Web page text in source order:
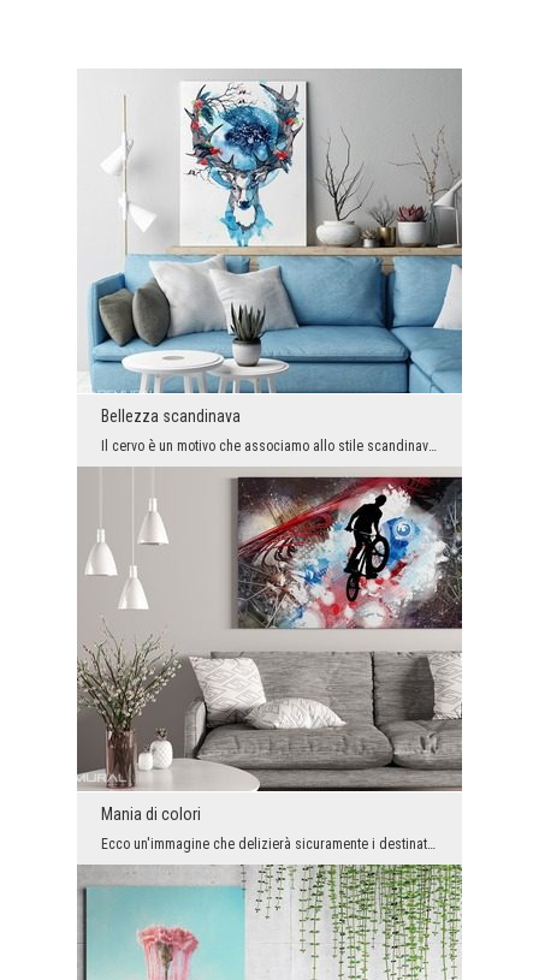
Bellezza scandinava
Il cervo è un motivo che associamo allo stile scandinavo ultimamente molto alla moda. Quando aggi...
Mania di colori
Ecco un'immagine che delizierà sicuramente i destinatari più esigenti e questi che amano una gran...